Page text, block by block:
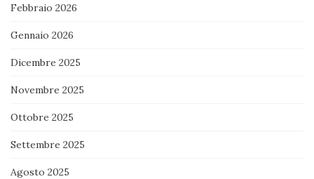
Febbraio 2026
Gennaio 2026
Dicembre 2025
Novembre 2025
Ottobre 2025
Settembre 2025
Agosto 2025